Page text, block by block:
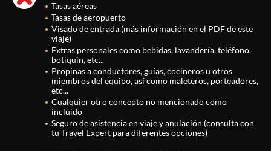
Tasas aéreas
Tasas de aeropuerto
Visado de entrada (más información en el PDF de este
viaje)
Extras personales como bebidas, lavandería, teléfono,
botiquín, etc...
Propinas a conductores, guías, cocineros u otros
miembros del equipo, así como maleteros, porteadores,
etc...
Cualquier otro concepto no mencionado como
incluido
Seguro de asistencia en viaje y anulación (consulta con
tu Travel Expert para diferentes opciones)